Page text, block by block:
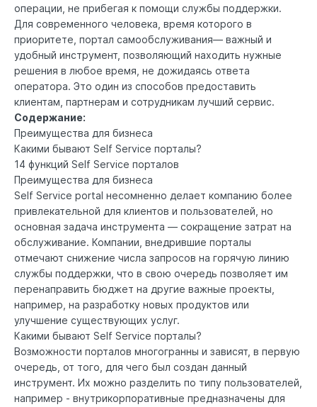
операции, не прибегая к помощи службы поддержки.
Для современного человека, время которого в
приоритете, портал самообслуживания— важный и
удобный инструмент, позволяющий находить нужные
решения в любое время, не дожидаясь ответа
оператора. Это один из способов предоставить
клиентам, партнерам и сотрудникам лучший сервис.
Cодержание:
Преимущества для бизнеса
Какими бывают Self Service порталы?
14 функций Self Service порталов
Преимущества для бизнеса
Self Service portal несомненно делает компанию более
привлекательной для клиентов и пользователей, но
основная задача инструмента — сокращение затрат на
обслуживание. Компании, внедрившие порталы
отмечают снижение числа запросов на горячую линию
службы поддержки, что в свою очередь позволяет им
перенаправить бюджет на другие важные проекты,
например, на разработку новых продуктов или
улучшение существующих услуг.
Какими бывают Self Service порталы?
Возможности порталов многогранны и зависят, в первую
очередь, от того, для чего был создан данный
инструмент. Их можно разделить по типу пользователей,
например - внутрикорпоративные предназначены для